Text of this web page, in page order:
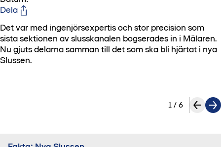
Dela
Det var med ingenjörsexpertis och stor precision som
sista sektionen av slusskanalen bogserades in i Mälaren.
Nu gjuts delarna samman till det som ska bli hjärtat i nya
Slussen.
1/ 6